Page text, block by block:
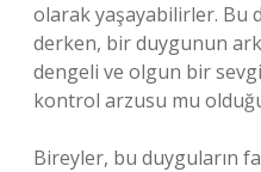
olarak yaşayabilirler. Bu
derken, bir duygunun
dengeli ve olgun bir
kontrol arzusu mu
Bireyler, bu duyguların